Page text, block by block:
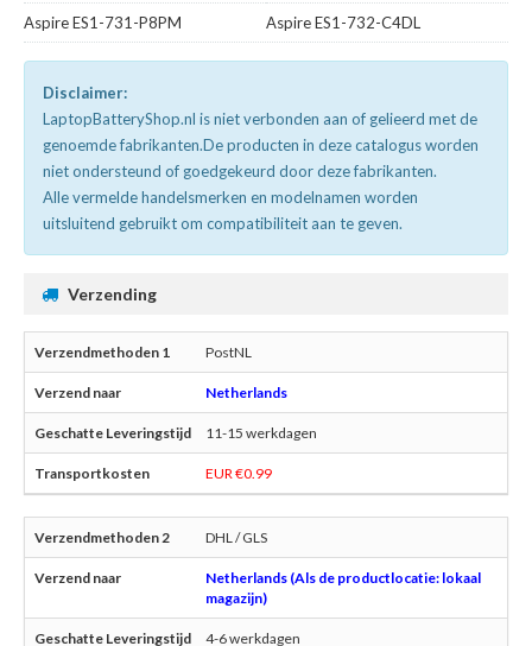
Aspire ES1-731-P8PM
Aspire ES1-732-C4DL
Disclaimer:
LaptopBatteryShop.nl is niet verbonden aan of gelieerd met de
genoemde fabrikanten.De producten in deze catalogus worden
niet ondersteund of goedgekeurd door deze fabrikanten.
Alle vermelde handelsmerken en modelnamen worden
uitsluitend gebruikt om compatibiliteit aan te geven.
Verzending
PostNL
Netherlands
11-15 werkdagen
EUR €0.99
DHL / GLS
Netherlands (Als de productlocatie: lokaal
magazijn)
4-6 werkdagen